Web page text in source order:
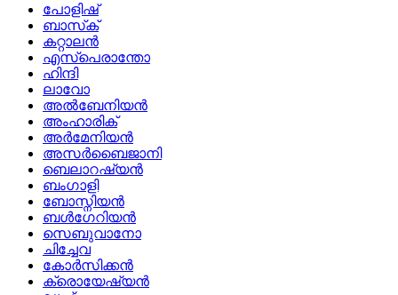
പോളിഷ്
ബാസ്‌ക്
കറ്റാലൻ
എസ്പെരാന്തോ
ഹിന്ദി
ലാവോ
അൽബേനിയൻ
അംഹാരിക്
അർമേനിയൻ
അസർബൈജാനി
ബെലാറഷ്യൻ
ബംഗാളി
ബോസ്നിയൻ
ബൾഗേറിയൻ
സെബുവാനോ
ചിച്ചേവ
കോർസിക്കൻ
ക്രൊയേഷ്യൻ